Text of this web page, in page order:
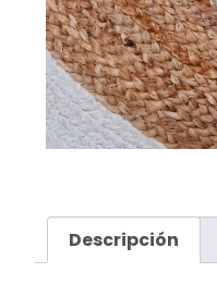
Descripción